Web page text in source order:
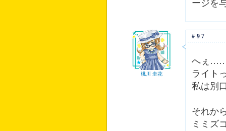
ージを
桃川 圭花
#97
へぇ……
ライト
私は別
それか
ミミズ